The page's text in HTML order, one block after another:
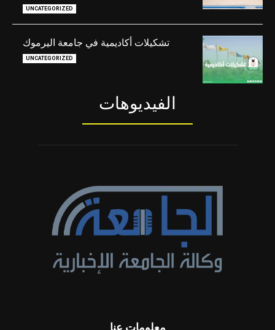
UNCATEGORIZED
تشكيلات أكاديمية في جامعة اليرموك
UNCATEGORIZED
الفيديوهات
معلومات عنا